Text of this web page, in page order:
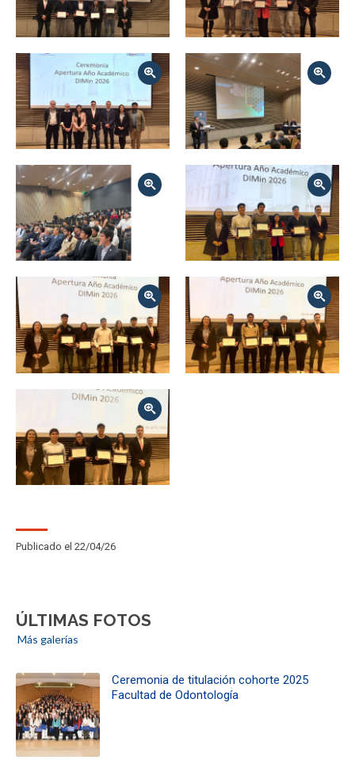
Zoom Zoom
Zoom
Zoom
Publicado el 22/04/26
ÚLTIMAS FOTOS
Más galerías
Ceremonia de titulación cohorte 2025
Facultad de Odontología